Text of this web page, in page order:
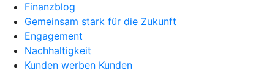
Finanzblog
Gemeinsam stark für die Zukunft
Engagement
Nachhaltigkeit
Kunden werben Kunden